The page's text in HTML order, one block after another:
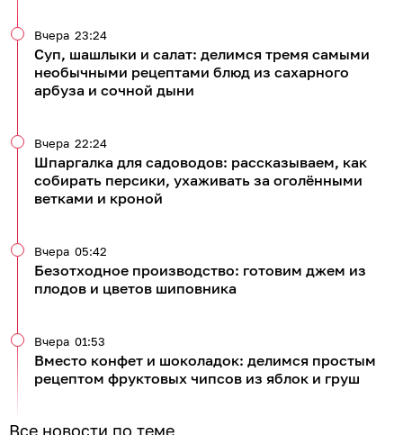
Суп, шашлыки и салат: делимся тремя самыми
необычными рецептами блюд из сахарного
арбуза и сочной дыни
Вчера 23:24
Шпаргалка для садоводов: рассказываем, как
собирать персики, ухаживать за оголёнными
ветками и кроной
Вчера 22:24
Безотходное производство: готовим джем из
плодов и цветов шиповника
Вчера 05:42
Вместо конфет и шоколадок: делимся простым
рецептом фруктовых чипсов из яблок и груш
Вчера 01:53
Все новости по теме